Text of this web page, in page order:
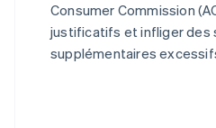
Consumer Commission
justificatifs et infliger des
supplémentaires